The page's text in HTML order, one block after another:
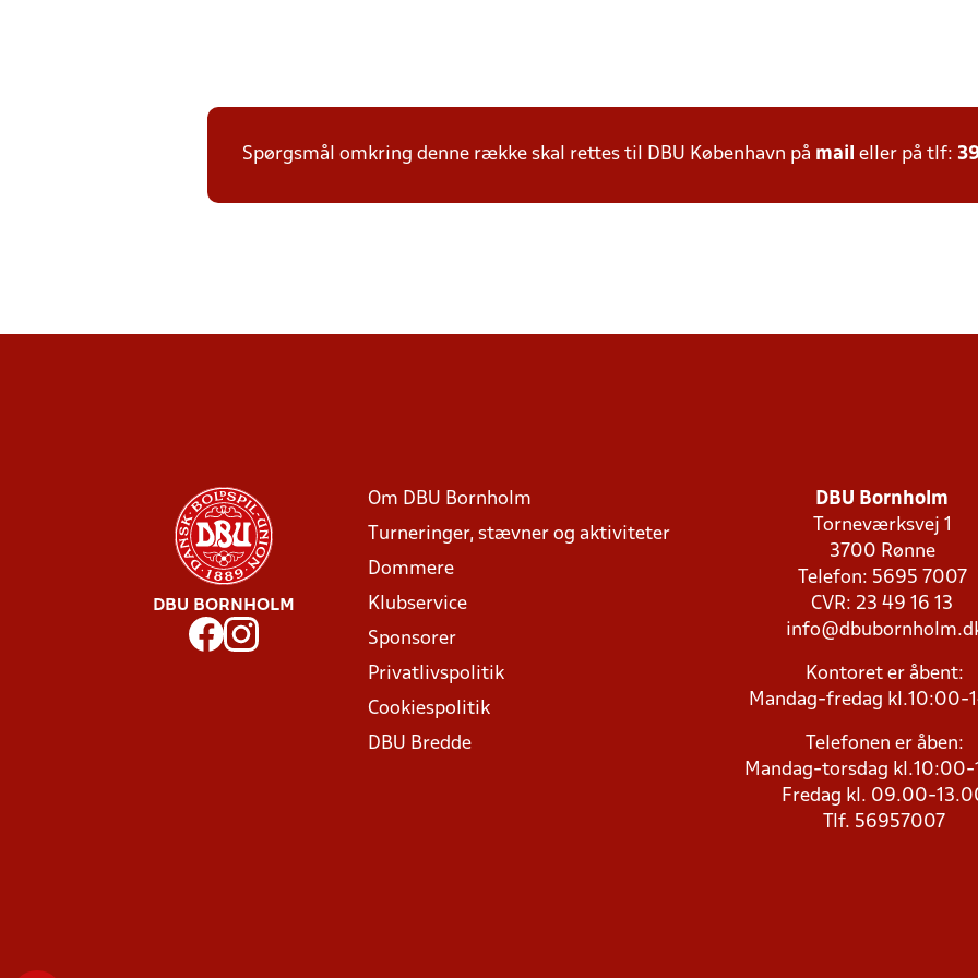
Spørgsmål omkring denne række skal rettes til DBU København på mail eller på tlf:
DBU BORNHOLM
Om DBU Bornholm
Turneringer, stævner og aktiviteter
Dommere
Klubservice
Sponsorer
Privatlivspolitik
Cookiespolitik
DBU Bredde
DBU Bornholm
Torneværksvej 1
3700 Rønne
Telefon: 5695 7007
CVR: 23 49 16 13
Kontoret er åbent:
Mandag-fredag kl.10:00-
Telefonen er åben:
Mandag-torsdag kl.10:00-
Fredag kl. 09.00-
Tlf. 56957007